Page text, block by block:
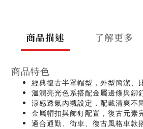
商品描述 了解更多
商品特色
經典復古半罩帽型，外型簡潔、
溫潤亮光色系搭配金屬邊條與鉚
涼感透氣內襯設定，配戴清爽不
金屬帽扣與飾釘配置，復古元素
適合通勤、街車、復古風格車款